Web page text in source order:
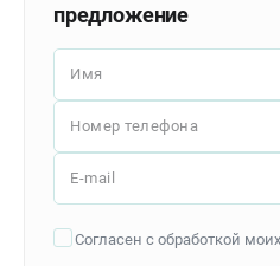
Комбинированные станки
Ленточнопильные станки
Рейсмусы
Сверлильные станки
Циркулярные станки
предложение
Имя
Номер телефона
E-mail
Согласен с обработкой